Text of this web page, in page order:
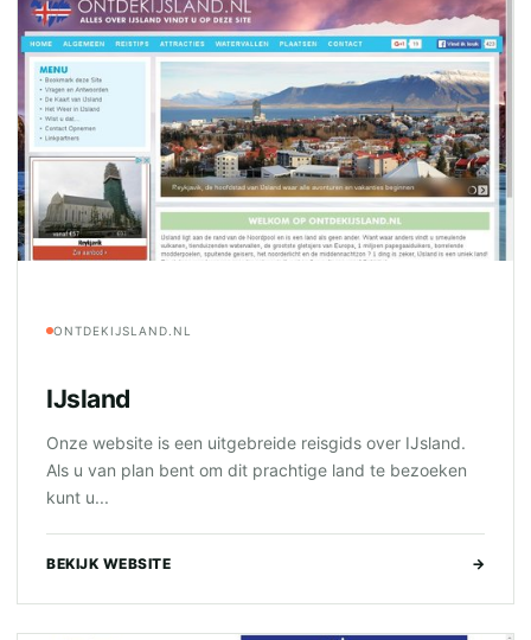
ONTDEKIJSLAND.NL
IJsland
Onze website is een uitgebreide reisgids over IJsland.
Als u van plan bent om dit prachtige land te bezoeken
kunt u...
BEKIJK WEBSITE →